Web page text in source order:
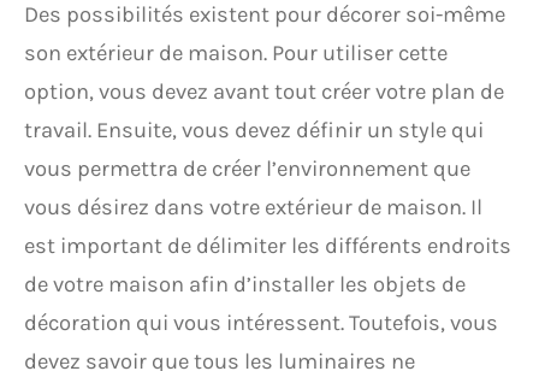
Des possibilités existent pour décorer soi-même
son extérieur de maison. Pour utiliser cette
option, vous devez avant tout créer votre plan de
travail. Ensuite, vous devez définir un style qui
vous permettra de créer l’environnement que
vous désirez dans votre extérieur de maison. Il
est important de délimiter les différents endroits
de votre maison afin d’installer les objets de
décoration qui vous intéressent. Toutefois, vous
devez savoir que tous les luminaires ne